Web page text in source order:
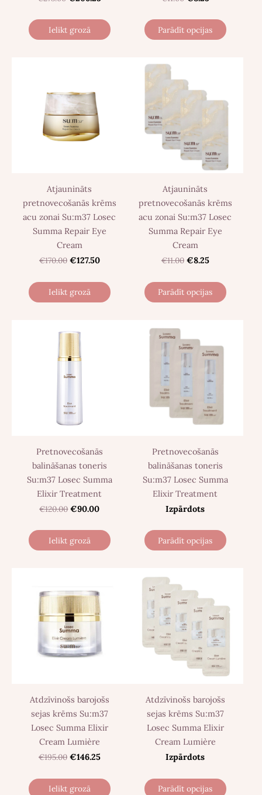
Ielikt grozā Parādīt opcijas
Atjaunināts
pretnovecošanās krēms
acu zonai Su:m37 Losec
Summa Repair Eye
Cream
€170.00 €127.50
Ielikt grozā
Atjaunināts
pretnovecošanās krēms
acu zonai Su:m37 Losec
Summa Repair Eye
Cream
€11.00 €8.25
Parādīt opcijas
Pretnovecošanās
balināšanas toneris
Su:m37 Losec Summa
Elixir Treatment
€120.00 €90.00
Ielikt grozā
Pretnovecošanās
balināšanas toneris
Su:m37 Losec Summa
Elixir Treatment
Izpārdots
Parādīt opcijas
Atdzīvinošs barojošs
sejas krēms Su:m37
Losec Summa Elixir
Cream Lumière
€195.00 €146.25
Ielikt grozā
Atdzīvinošs barojošs
sejas krēms Su:m37
Losec Summa Elixir
Cream Lumière
Izpārdots
Parādīt opcijas